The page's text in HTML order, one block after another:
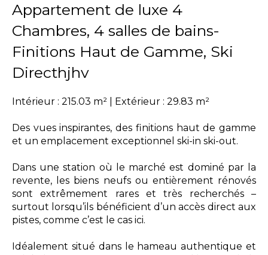
Appartement de luxe 4
Chambres, 4 salles de bains-
Finitions Haut de Gamme, Ski
Directhjhv
Intérieur : 215.03 m² | Extérieur : 29.83 m²
Des vues inspirantes, des finitions haut de gamme
et un emplacement exceptionnel ski-in ski-out.
Dans une station où le marché est dominé par la
revente, les biens neufs ou entièrement rénovés
sont extrêmement rares et très recherchés –
surtout lorsqu’ils bénéficient d’un accès direct aux
pistes, comme c’est le cas ici.
Idéalement situé dans le hameau authentique et